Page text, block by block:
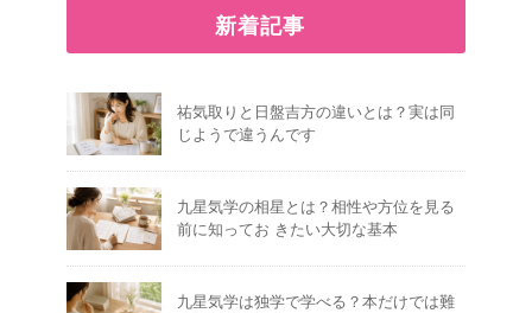
新着記事
祐気取りと日盤吉方の違いとは？実は同
じようで違うんです
九星気学の相星とは？相性や方位を見る
前に知ってお きたい大切な基本
九星気学は独学で学べる？本だけでは難